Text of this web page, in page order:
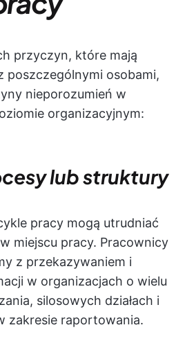
przyczyn, które mają
poszczególnymi osobami,
nieporozumień w
organizacyjnym:
lub struktury
pracy mogą utrudniać
miejscu pracy. Pracownicy
z przekazywaniem i
w organizacjach o wielu
silosowych działach i
zakresie raportowania.